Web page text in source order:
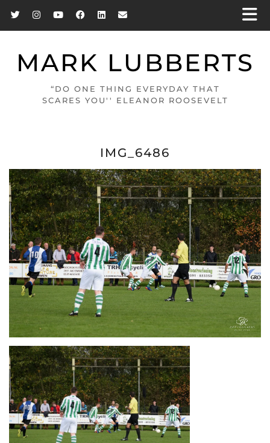
MARK LUBBERTS
“DO ONE THING EVERYDAY THAT
SCARES YOU'' ELEANOR ROOSEVELT
IMG_6486